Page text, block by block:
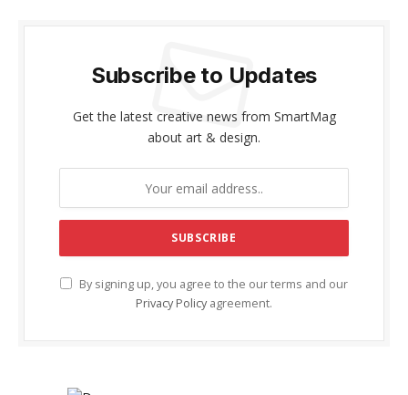
Subscribe to Updates
Get the latest creative news from SmartMag
about art & design.
By signing up, you agree to the our terms and our
Privacy Policy agreement.